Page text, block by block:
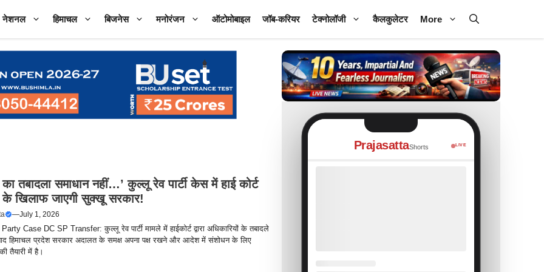
नेशनल हिमाचल बिजनेस मनोरंजन ऑटोमोबाइल जॉब-करियर टेक्नोलॉजी कैलकुलेटर More
तबादला समाधान नहीं…’ कुल्लू रेव पार्टी केस में हाई कोर्ट
खिलाफ जाएगी सुक्खू सरकार!
—July 1, 2026
Case DC SP Transfer: कुल्लू रेव पार्टी मामले में हाईकोर्ट द्वारा अधिकारियों के तबादले
हिमाचल प्रदेश सरकार अदालत के समक्ष अपना पक्ष रखने और आदेश में संशोधन के लिए
तैयारी में है।
PrajasattaShorts LIVE